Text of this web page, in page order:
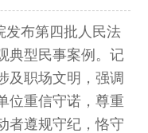
布第四批人民法
典型民事案例。记
及职场文明，强调
位重信守诺，尊重
者遵规守纪，恪守